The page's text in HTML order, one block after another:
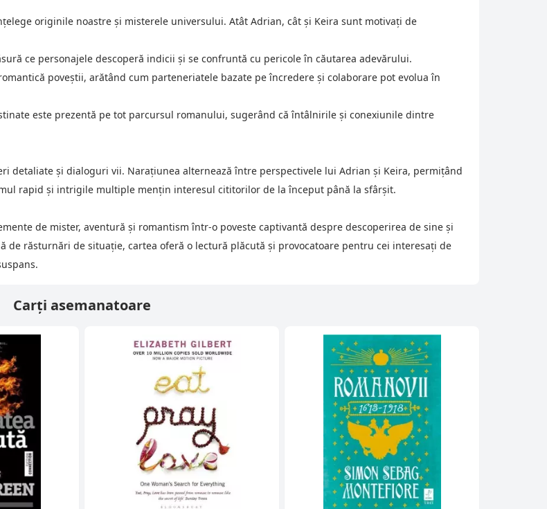
originile noastre și misterele universului. Atât Adrian, cât și Keira sunt motivați de
ce personajele descoperă indicii și se confruntă cu pericole în căutarea adevărului.
poveștii, arătând cum parteneriatele bazate pe încredere și colaborare pot evolua în
este prezentă pe tot parcursul romanului, sugerând că întâlnirile și conexiunile dintre
detaliate și dialoguri vii. Narațiunea alternează între perspectivele lui Adrian și Keira, permițând
rapid și intrigile multiple mențin interesul cititorilor de la început până la sfârșit.
de mister, aventură și romantism într-o poveste captivantă despre descoperirea de sine și
răsturnări de situație, cartea oferă o lectură plăcută și provocatoare pentru cei interesați de
Carți asemanatoare